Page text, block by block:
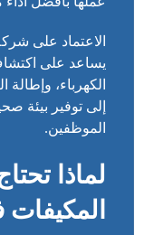
الاعتماد على
يساعد على
الكهرباء، وإطالة
إلى توفير بيئة
الموظفين.
لماذا